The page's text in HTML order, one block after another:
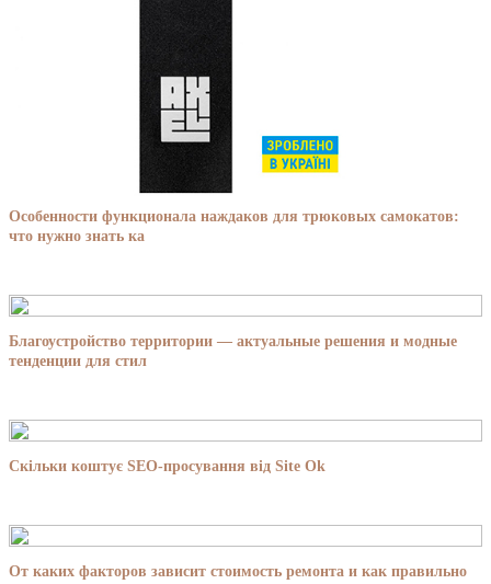
Особенности функционала наждаков для трюковых самокатов:
что нужно знать ка
Благоустройство территории — актуальные решения и модные
тенденции для стил
Скільки коштує SEO-просування від Site Ok
От каких факторов зависит стоимость ремонта и как правильно